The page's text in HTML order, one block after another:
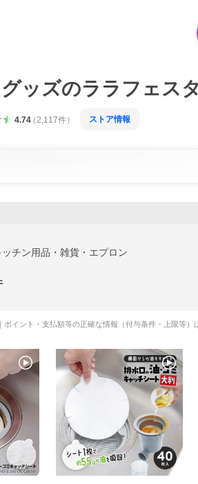
ッズのララフェスタ
4.74（ 2,117件） ストア情報
ッチン用品・雑貨・エプロン
ポイント・支払額等の正確な情報（付与条件・上限等）